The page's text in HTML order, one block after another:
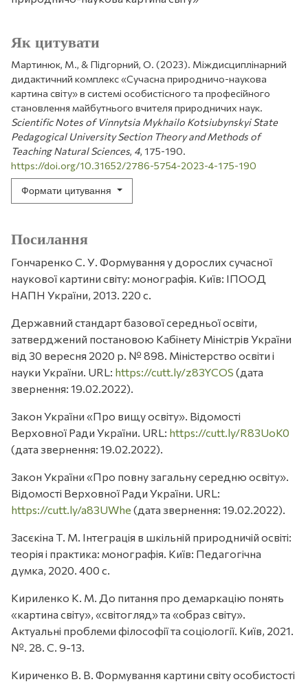
Як цитувати
Мартинюк, М., & Підгорний, О. (2023). Міждисциплінарний
дидактичний комплекс «Сучасна природничо-наукова
картина світу» в системі особистісного та професійного
становлення майбутнього вчителя природничих наук.
Scientific Notes of Vinnytsia Mykhailo Kotsiubynskyi State
Pedagogical University Section Theory and Methods of
Teaching Natural Sciences, 4, 175-190.
https://doi.org/10.31652/2786-5754-2023-4-175-190
Формати цитування
Посилання
Гончаренко С. У. Формування у дорослих сучасної
наукової картини світу: монографія. Київ: ІПООД
НАПН України, 2013. 220 с.
Державний стандарт базової середньої освіти,
затверджений постановою Кабінету Міністрів України
від 30 вересня 2020 р. № 898. Міністерство освіти і
науки України. URL: https://cutt.ly/z83YCOS (дата
звернення: 19.02.2022).
Закон України «Про вищу освіту». Відомості
Верховної Ради України. URL: https://cutt.ly/R83UoK0
(дата звернення: 19.02.2022).
Закон України «Про повну загальну середню освіту».
Відомості Верховної Ради України. URL:
https://cutt.ly/a83UWhe (дата звернення: 19.02.2022).
Засєкіна Т. М. Інтеграція в шкільній природничій освіті:
теорія і практика: монографія. Київ: Педагогічна
думка, 2020. 400 с.
Кириленко К. М. До питання про демаркацію понять
«картина світу», «світогляд» та «образ світу».
Актуальні проблеми філософії та соціології. Київ, 2021.
№. 28. С. 9-13.
Кириченко В. В. Формування картини світу особистості